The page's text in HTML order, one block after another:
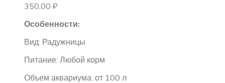
350,00 ₽
Особенности:
Вид: Радужницы
Питание: Любой корм
Объем аквариума: от 100 л